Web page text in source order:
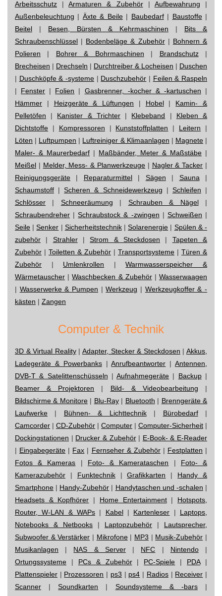
Arbeitsschutz |Armaturen & Zubehör| Aufbewahrung |
Außenbeleuchtung | Äxte & Beile| Baubedarf| Baustoffe|
Beitel | Besen, Bürsten & Kehrmaschinen | Bits &
Schraubenschlüssel | Bodenbeläge & Zubehör| Bohnern &
Polieren | Bohrer & Bohrmaschinen | Brandschutz|
Brecheisen | Drechseln | Durchtreiber & Locheisen | Duschen
| Duschköpfe & -systeme | Duschzubehör | Feilen & Raspeln
| Fenster | Folien | Gasbrenner, -kocher & -kartuschen |
Hämmer | Heizgeräte & Lüftungen | Hobel| Kamin- &
Pelletöfen | Kanister & Trichter| Klebeband | Kleben &
Dichtstoffe | Kompressoren | Kunststoffplatten | Leitern |
Löten | Luftpumpen | Luftreiniger & Klimaanlagen | Magnete|
Maler- & Maurerbedarf | Maßbänder, Meter & Maßstäbe |
Meißel | Melder, Mess- & Planwerkzeuge | Nagler & Tacker |
Reinigungsgeräte | Reparaturmittel| Sägen | Sauna |
Schaumstoff |Scheren & Schneidewerkzeug | Schleifen |
Schlösser | Schneeräumung | Schrauben & Nägel|
Schraubendreher |Schraubstock & -zwingen | Schweißen |
Seile |Senker | Sicherheitstechnik|Solarenergie | Spülen & -
zubehör | Strahler|Strom & Steckdosen | Tapeten &
Zubehör | Toiletten & Zubehör | Transportsysteme | Türen &
Zubehör | Umlenkrollen |Warmwasserspeicher &
Wärmetauscher |Waschbecken & Zubehör|Wasserwaagen
| Wasserwerke & Pumpen |Werkzeug | Werkzeugkoffer & -
kästen | Zangen
Computer & Technik
3D & Virtual Reality|Adapter, Stecker & Steckdosen |Akkus,
Ladegeräte & Powerbanks|Anrufbeantworter |Antennen,
DVB-T & Satelittenschüsseln |Aufnahmegeräte | Backup|
Beamer & Projektoren | Bild- & Videobearbeitung |
Bildschirme & Monitore| Blu-Ray| Bluetooth | Brenngeräte &
Laufwerke | Bühnen- & Lichttechnik| Bürobedarf|
Camcorder | CD-Zubehör | Computer | Computer-Sicherheit |
Dockingstationen | Drucker & Zubehör| E-Book- & E-Reader
| Eingabegeräte | Fax | Fernseher & Zubehör| Festplatten |
Fotos & Kameras | Foto- & Kamerataschen | Foto- &
Kamerazubehör | Funktechnik|Grafikkarten | Handy &
Smartphone | Handy-Zubehör | Handytaschen und -schalen |
Headsets & Kopfhörer | Home Entertainment| Hotspots,
Router, W-LAN & WAPs | Kabel| Kartenleser | Laptops,
Notebooks & Netbooks | Laptopzubehör | Lautsprecher,
Subwoofer & Verstärker | Mikrofone| MP3 | Musik-Zubehör |
Musikanlagen | NAS & Server| NFC | Nintendo|
Ortungssysteme | PCs & Zubehör| PC-Spiele | PDA|
Plattenspieler | Prozessoren | ps3 | ps4 | Radios| Receiver |
Scanner |Soundkarten | Soundsysteme & -bars|